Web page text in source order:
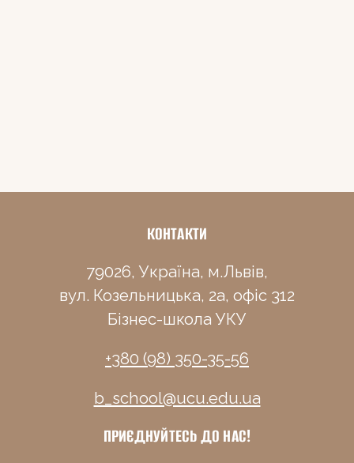
КОНТАКТИ
79026, Україна, м.Львів,
вул. Козельницька, 2а, офіс 312
Бізнес-школа УКУ
+380 (98) 350-35-56
b_school@ucu.edu.ua
ПРИЄДНУЙТЕСЬ ДО НАС!